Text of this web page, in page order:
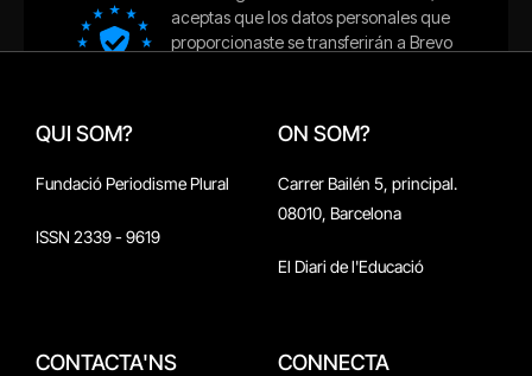
QUI SOM?
Fundació Periodisme Plural
ISSN 2339 - 9619
ON SOM?
Carrer Bailén 5, principal.
08010, Barcelona
El Diari de l'Educació
CONTACTA'NS CONNECTA